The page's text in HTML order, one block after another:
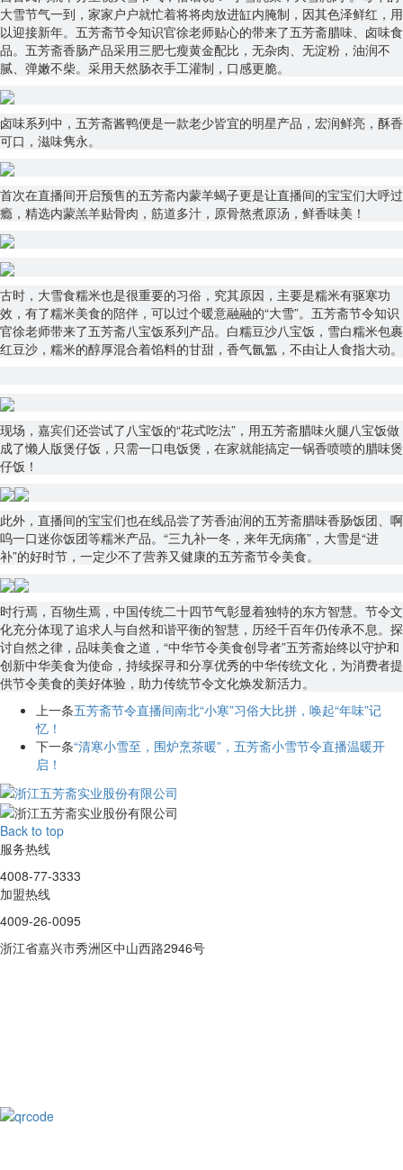
大雪节气一到，家家户户就忙着将将肉放进缸内腌制，因其色泽鲜红，用
以迎接新年。五芳斋节令知识官徐老师贴心的带来了五芳斋腊味、卤味食
品。五芳斋香肠产品采用三肥七瘦黄金配比，无杂肉、无淀粉，油润不
腻、弹嫩不柴。采用天然肠衣手工灌制，口感更脆。
卤味系列中，五芳斋酱鸭便是一款老少皆宜的明星产品，宏润鲜亮，酥香
可口，滋味隽永。
首次在直播间开启预售的五芳斋内蒙羊蝎子更是让直播间的宝宝们大呼过
瘾，精选内蒙羔羊贴骨肉，筋道多汁，原骨熬煮原汤，鲜香味美！
古时，大雪食糯米也是很重要的习俗，究其原因，主要是糯米有驱寒功
效，有了糯米美食的陪伴，可以过个暖意融融的“大雪”。五芳斋节令知识
官徐老师带来了五芳斋八宝饭系列产品。白糯豆沙八宝饭，雪白糯米包裹
红豆沙，糯米的醇厚混合着馅料的甘甜，香气氤氲，不由让人食指大动。
现场，嘉宾们还尝试了八宝饭的“花式吃法”，用五芳斋腊味火腿八宝饭做
成了懒人版煲仔饭，只需一口电饭煲，在家就能搞定一锅香喷喷的腊味煲
仔饭！
此外，直播间的宝宝们也在线品尝了芳香油润的五芳斋腊味香肠饭团、啊
呜一口迷你饭团等糯米产品。“三九补一冬，来年无病痛”，大雪是“进
补”的好时节，一定少不了营养又健康的五芳斋节令美食。
时行焉，百物生焉，中国传统二十四节气彰显着独特的东方智慧。节令文
化充分体现了追求人与自然和谐平衡的智慧，历经千百年仍传承不息。探
讨自然之律，品味美食之道，“中华节令美食创导者”五芳斋始终以守护和
创新中华美食为使命，持续探寻和分享优秀的中华传统文化，为消费者提
供节令美食的美好体验，助力传统节令文化焕发新活力。
上一条五芳斋节令直播间南北“小寒”习俗大比拼，唤起“年味”记
忆！
下一条“清寒小雪至，围炉烹茶暖”，五芳斋小雪节令直播温暖开
启！
Back to top
服务热线
4008-77-3333
加盟热线
4009-26-0095
浙江省嘉兴市秀洲区中山西路2946号